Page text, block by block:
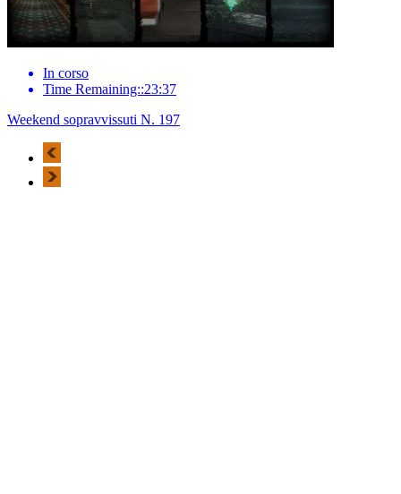
In corso
Time Remaining::23:37
Weekend sopravvissuti N. 197